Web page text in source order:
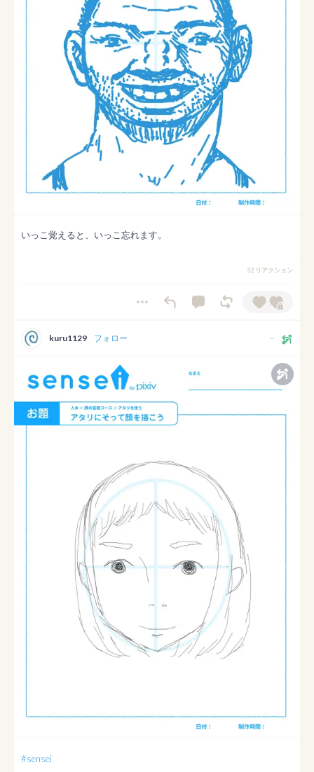
いっこ覚えると、いっこ忘れます。
52 リアクション
kuru1129 フォロー --
#sensei